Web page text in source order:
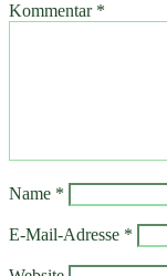
Kommentar *
Name *
E-Mail-Adresse *